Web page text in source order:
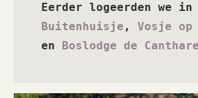
Eerder logeerden we in
Buitenhuisje , Vosje op
en Boslodge de